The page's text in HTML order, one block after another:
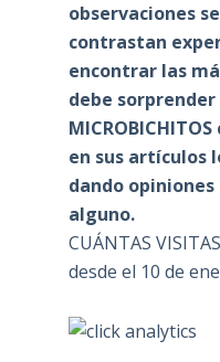
observaciones
contrastan
encontrar las
debe
en sus artículos
dando
alguno.
CUÁNTAS
desde el 10 de